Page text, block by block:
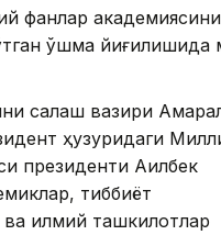
фанлар
қўшма йиғилишида
сақлаш вазири
ҳузуридаги
президенти Ақилбек
тиббиёт
илмий ташкилотлар